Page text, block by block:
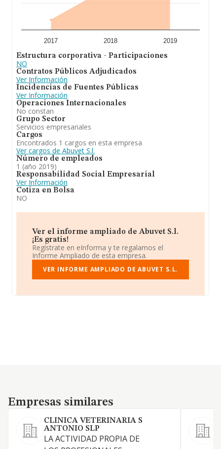
2017 2018 2019
Estructura corporativa - Participaciones
NO
Contratos Públicos Adjudicados
Ver Información
Incidencias de Fuentes Públicas
Ver Información
Operaciones Internacionales
No constan
Grupo Sector
Servicios empresariales
Cargos
Encontrados 1 cargos en esta empresa
Ver cargos de Abuvet S.l.
Número de empleados
1 (año 2019)
Responsabilidad Social Empresarial
Ver Información
Cotiza en Bolsa
NO
Ver el informe ampliado de Abuvet S.l.
¡Es gratis!
Regístrate en eInforma y te regalamos el
Informe Ampliado de esta empresa.
VER INFORME AMPLIADO DE ABUVET S.L.
Empresas similares
Empresas similares
CLINICA VETERINARIA S
ANTONIO SLP
LA ACTIVIDAD PROPIA DE